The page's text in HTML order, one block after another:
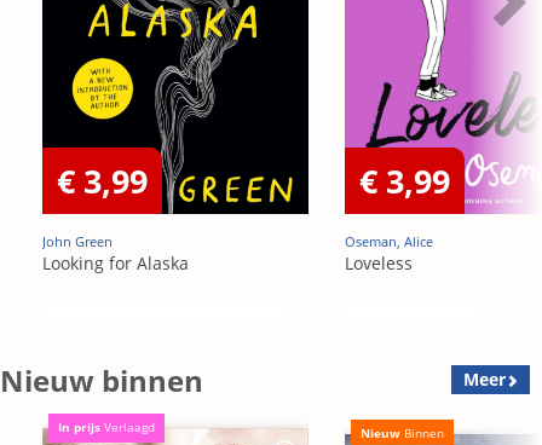
€ 3,99
John Green
Looking for Alaska
€ 3,99
Oseman, Alice
Loveless
Nieuw binnen Meer
In prijs Verlaagd Nieuw Binnen